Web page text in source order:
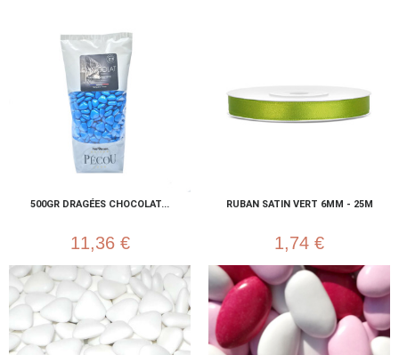
500GR DRAGÉES CHOCOLAT...
11,36 €
RUBAN SATIN VERT 6MM - 25M
1,74 €